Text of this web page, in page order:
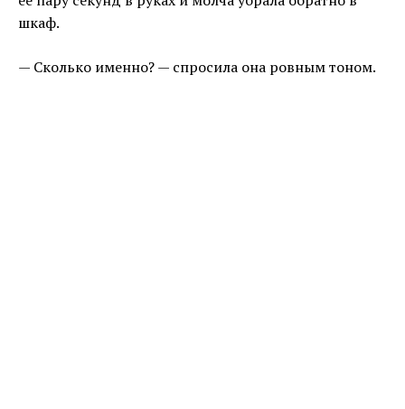
шкаф.
— Сколько именно? — спросила она ровным тоном.